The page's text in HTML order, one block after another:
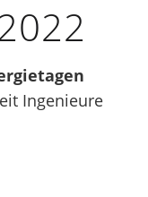
Ingenieure